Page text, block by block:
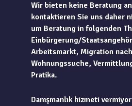
Wir bieten keine Beratung
kontaktieren Sie uns daher
um Beratung in folgenden
Einbürgerung/
Arbeitsmarkt, Migration
Wohnungssuche,
Pratika.
Danışmanlık hizmeti